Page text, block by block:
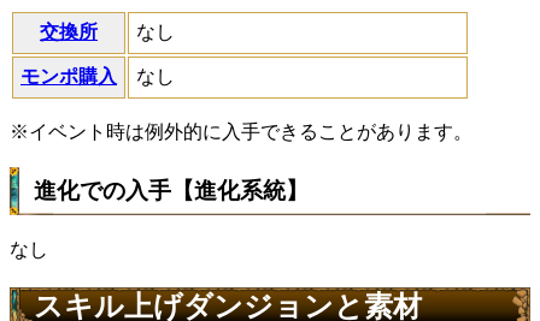
交換所 なし
モンポ購入 なし
※イベント時は例外的に入手できることがあります。
進化での入手【進化系統】
なし
スキル上げダンジョンと素材